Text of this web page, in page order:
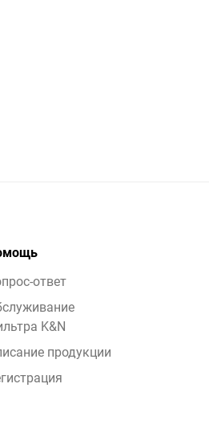
ответ
K&N
продукции